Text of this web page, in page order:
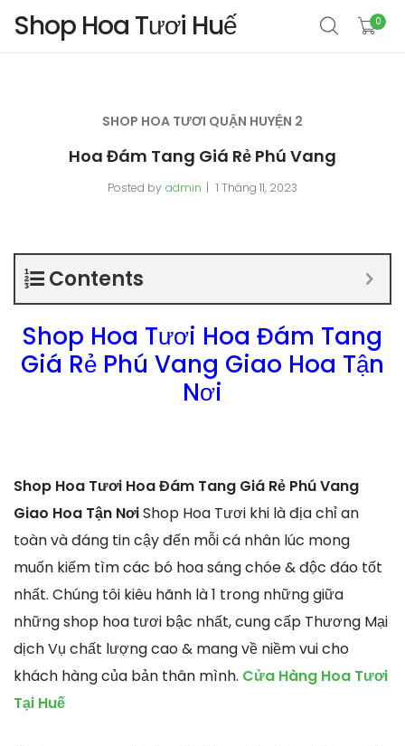
Shop Hoa Tươi Huế 0
SHOP HOA TƯƠI QUẬN HUYỆN 2
Hoa Đám Tang Giá Rẻ Phú Vang
Posted by admin 1 Tháng 11, 2023
Contents
Shop Hoa Tươi Hoa Đám Tang
Giá Rẻ Phú Vang Giao Hoa Tận
Nơi
Shop Hoa Tươi Hoa Đám Tang Giá Rẻ Phú Vang
Giao Hoa Tận NơiShop Hoa Tươi khi là địa chỉ an
toàn và đáng tin cậy đến mỗi cá nhân lúc mong
muốn kiếm tìm các bó hoa sáng chóe & độc đáo tốt
nhất. Chúng tôi kiêu hãnh là 1 trong những giữa
những shop hoa tươi bậc nhất, cung cấp Thương Mại
dịch Vụ chất lượng cao & mang về niềm vui cho
khách hàng của bản thân mình. Cửa Hàng Hoa Tươi
Tại Huế